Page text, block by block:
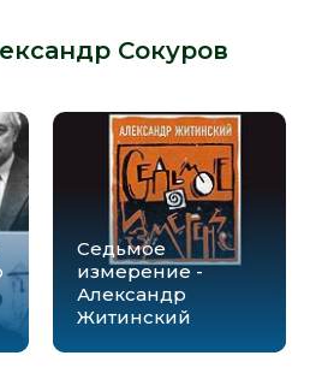
Сокуров
Седьмое
измерение -
Александр
Житинский